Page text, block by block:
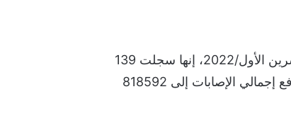
أوضحت وزارة الصحة في المملكة العربية السعودية، اليوم الأحد، 16/تشرين الأول/2022، إنها سجلت 139
إصابة جديدة بفيروس كورونا المستجد، خلال الـ24 ساعة الماضية؛ ما يرفع إجمالي الإصابات إلى 818592